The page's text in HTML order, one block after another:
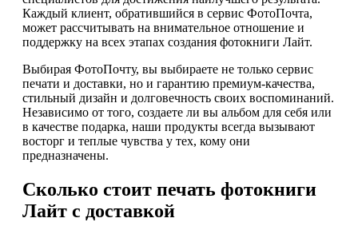
Каждый клиент, обратившийся в сервис ФотоПочта,
может рассчитывать на внимательное отношение и
поддержку на всех этапах создания фотокниги Лайт.
Выбирая ФотоПочту, вы выбираете не только сервис
печати и доставки, но и гарантию премиум-качества,
стильный дизайн и долговечность своих воспоминаний.
Независимо от того, создаете ли вы альбом для себя или
в качестве подарка, наши продукты всегда вызывают
восторг и теплые чувства у тех, кому они
предназначены.
Сколько стоит печать фотокниги
Лайт с доставкой